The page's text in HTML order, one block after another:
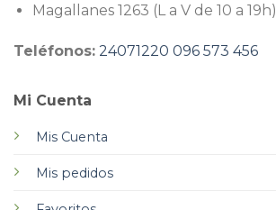
Mi Cuenta
Mis Cuenta
Mis pedidos
Magallanes 1263 (L a V de 10 a 19h)
Teléfonos: 24071220 096 573 456